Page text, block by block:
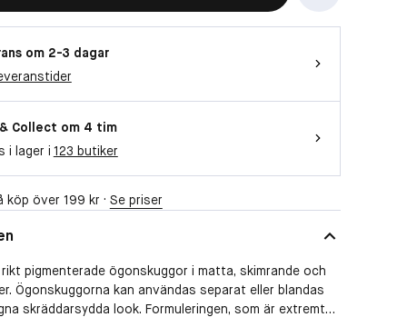
om 2-3 dagar
Collect om 4 tim
i lager i 123 butiker
köp över 199 kr · Se priser
pigmenterade ögonskuggor i matta, skimrande och
Ögonskuggorna kan användas separat eller blandas
skräddarsydda look. Formuleringen, som är extremt